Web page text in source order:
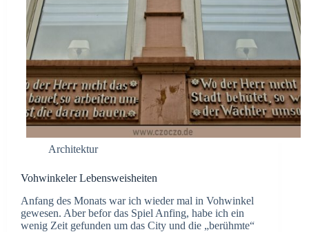
Architektur
Vohwinkeler Lebensweisheiten
Anfang des Monats war ich wieder mal in Vohwinkel
gewesen. Aber befor das Spiel Anfing, habe ich ein
wenig Zeit gefunden um das City und die „berühmte“